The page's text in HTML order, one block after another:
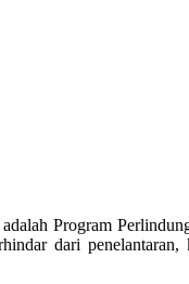
Program
dari